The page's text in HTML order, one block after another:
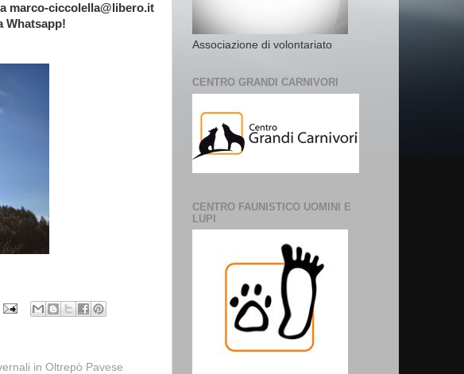
marco-ciccolella@libero.it
Whatsapp!
in Oltrepò Pavese
Associazione di volontariato
CENTRO GRANDI CARNIVORI
CENTRO FAUNISTICO UOMINI E
LUPI